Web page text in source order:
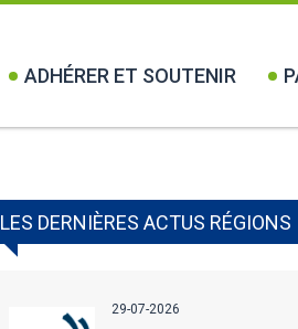
ADHÉRER ET SOUTENIR
LES DERNIÈRES ACTUS RÉGIONS
29-07-2026